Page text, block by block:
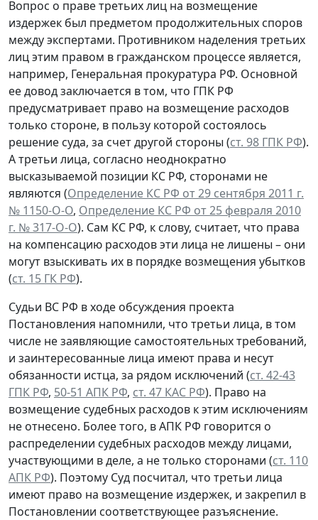
Вопрос о праве третьих лиц на возмещение
издержек был предметом продолжительных споров
между экспертами. Противником наделения третьих
лиц этим правом в гражданском процессе является,
например, Генеральная прокуратура РФ. Основной
ее довод заключается в том, что ГПК РФ
предусматривает право на возмещение расходов
только стороне, в пользу которой состоялось
решение суда, за счет другой стороны (ст. 98 ГПК РФ).
А третьи лица, согласно неоднократно
высказываемой позиции КС РФ, сторонами не
являются (Определение КС РФ от 29 сентября 2011 г.
№ 1150-О-О, Определение КС РФ от 25 февраля 2010
г. № 317-О-О). Сам КС РФ, к слову, считает, что права
на компенсацию расходов эти лица не лишены – они
могут взыскивать их в порядке возмещения убытков
(ст. 15 ГК РФ).
Судьи ВС РФ в ходе обсуждения проекта
Постановления напомнили, что третьи лица, в том
числе не заявляющие самостоятельных требований,
и заинтересованные лица имеют права и несут
обязанности истца, за рядом исключений (ст. 42-43
ГПК РФ, 50-51 АПК РФ, ст. 47 КАС РФ). Право на
возмещение судебных расходов к этим исключениям
не отнесено. Более того, в АПК РФ говорится о
распределении судебных расходов между лицами,
участвующими в деле, а не только сторонами (ст. 110
АПК РФ). Поэтому Суд посчитал, что третьи лица
имеют право на возмещение издержек, и закрепил в
Постановлении соответствующее разъяснение.